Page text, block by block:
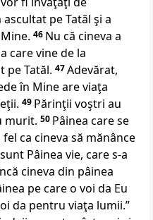
ascultat pe Tatăl şi a
46 Nu că cineva a
care vine de la
pe Tatăl. 47Adevărat,
în Mine are viaţa
49 Părinţii voştri au
murit. 50 Pâinea care se
ca cineva să mănânce
Pâinea vie, cares-a
cineva din pâinea
pe care o voi da Eu
da pentru viaţa lumii.”